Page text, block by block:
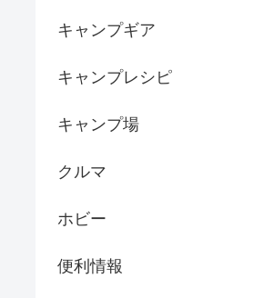
キャンプギア
キャンプレシピ
キャンプ場
クルマ
ホビー
便利情報